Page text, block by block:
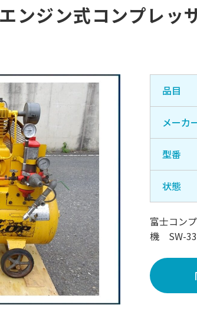
ンジン式コンプ
品目
メーカ
型番
状態
富士コン
機 SW-